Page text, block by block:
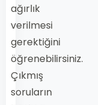
ağırlık
verilmesi
gerektiğini
öğrenebilirsiniz.
Çıkmış
soruların